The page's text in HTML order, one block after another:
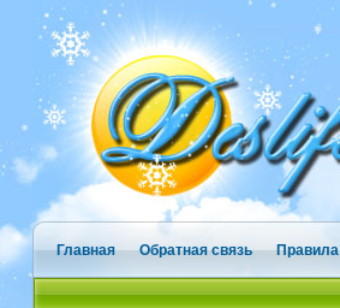
Главная Обратная связь Правила